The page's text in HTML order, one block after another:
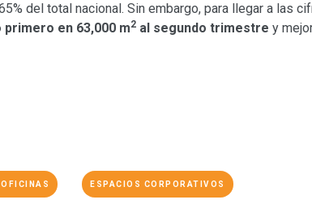
del total nacional. Sin embargo, para llegar a las
primero en 63,000 m2 al segundo trimestre y
OFICINAS ESPACIOS CORPORATIVOS